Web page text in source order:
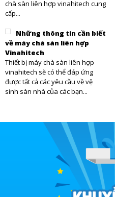
chà sàn liên hợp vinahitech cung
cấp...
Những thông tin cần biết
về máy chà sàn liên hợp
Vinahitech
Thiết bị máy chà sàn liên hợp
vinahitech sẽ có thể đáp ứng
được tất cả các yêu cầu về vệ
sinh sàn nhà của các bạn...